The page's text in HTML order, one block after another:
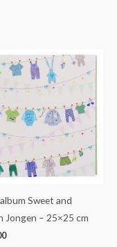
Sweet and
Jongen – 25×25 cm